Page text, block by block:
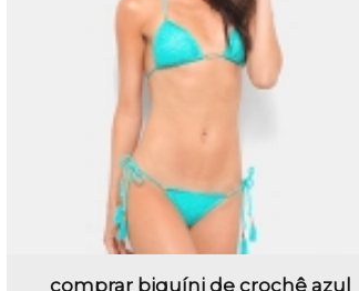
comprar biquíni de crochê azul